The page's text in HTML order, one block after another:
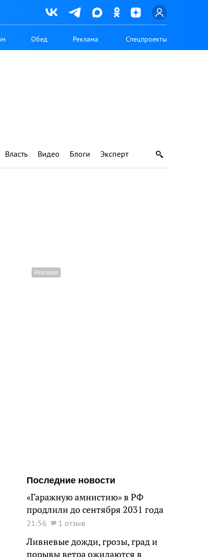
Обед Реклама Спецпроекты
Власть Видео Блоги Эксперт
Последние новости
«Гаражную амнистию» в РФ
продлили до сентября 2031 года
21:56 1 отзыв
Ливневые дожди, грозы, град и
порывы ветра ожидаются в